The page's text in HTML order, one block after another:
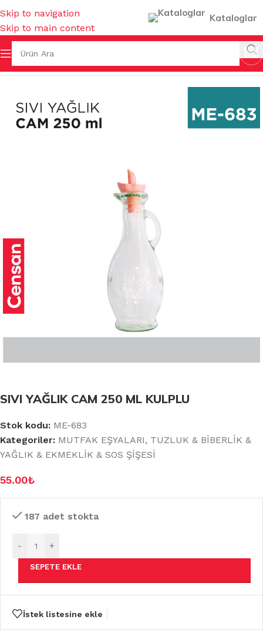
Skip to navigation
Skip to main content
Kataloglar
/TUZLUK & BİBERLİK & YAĞLIK & EKMEKLİK & SOS ŞİŞESİ
SIVI YAĞLIK CAM 250 ML KULPLU
Stok kodu: ME-683
Kategoriler: MUTFAK EŞYALARI, TUZLUK & BİBERLİK &
YAĞLIK & EKMEKLİK & SOS ŞİŞESİ
55.00₺
187 adet stokta
- +
SEPETE EKLE
İstek listesine ekle